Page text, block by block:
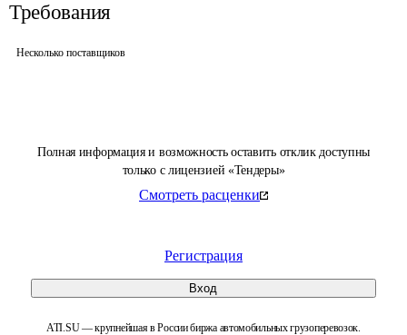
Полная информация и возможность оставить отклик доступны
только с лицензией «Тендеры»
Смотреть расценки
Регистрация
Вход
ATI.SU — крупнейшая в России биржа автомобильных грузоперевозок.
Требования
Несколько поставщиков